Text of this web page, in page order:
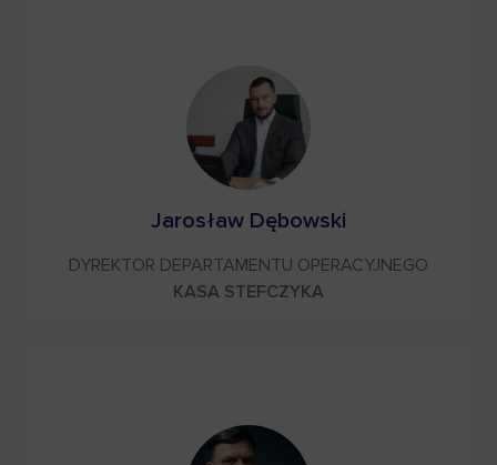
Jarosław Dębowski
DYREKTOR DEPARTAMENTU OPERACYJNEGO
KASA STEFCZYKA